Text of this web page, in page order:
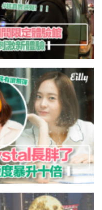
多人連線玩盡刺激新體驗
暴升十倍 網民有讚無彈